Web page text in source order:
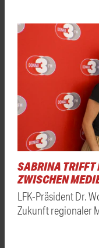
SABRINA TRIFFT
WISCHEN
LFK-Präsident Dr.
Zukunft regionaler